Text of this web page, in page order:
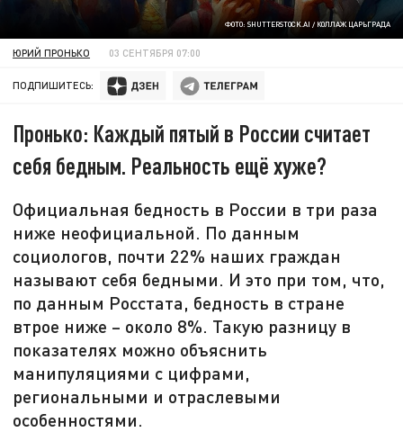
ФОТО: SHUTTERSTOCK.AI / КОЛЛАЖ ЦАРЬГРАДА
ЮРИЙ ПРОНЬКО 03 СЕНТЯБРЯ 07:00
ПОДПИШИТЕСЬ:
Пронько: Каждый пятый в России считает
себя бедным. Реальность ещё хуже?
Официальная бедность в России в три раза
ниже неофициальной. По данным
социологов, почти 22% наших граждан
называют себя бедными. И это при том, что,
по данным Росстата, бедность в стране
втрое ниже – около 8%. Такую разницу в
показателях можно объяснить
манипуляциями с цифрами,
региональными и отраслевыми
особенностями.